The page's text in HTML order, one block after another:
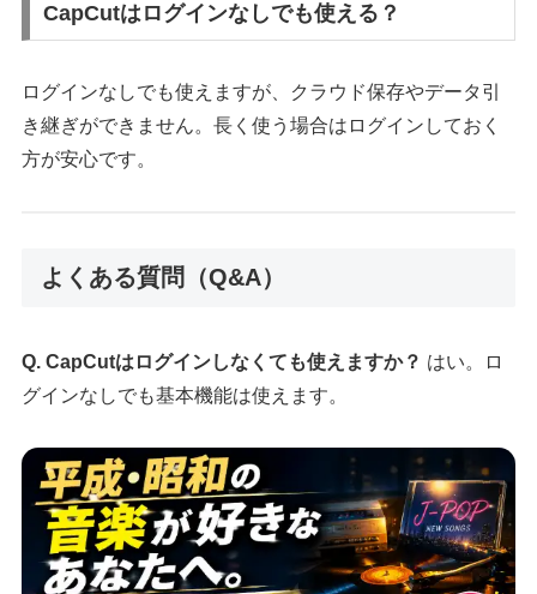
CapCutはログインなしでも使える？
ログインなしでも使えますが、クラウド保存やデータ引
き継ぎができません。長く使う場合はログインしておく
方が安心です。
よくある質問（Q&A）
Q. CapCutはログインしなくても使えますか？ はい。ロ
グインなしでも基本機能は使えます。